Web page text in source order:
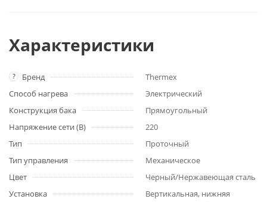
Характеристики
? Бренд
Thermex
Способ нагрева
Электрический
Конструкция бака
Прямоугольный
Напряжение сети (В)
220
Тип
Проточный
Тип управления
Механическое
Цвет
Черный/Нержавеющая сталь
Установка
Вертикальная, нижняя